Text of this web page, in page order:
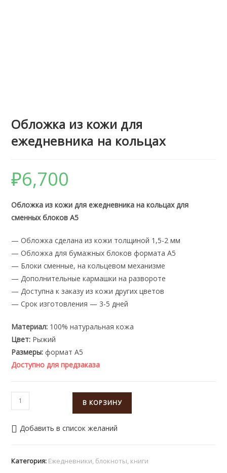
Обложка из кожи для
ежедневника на кольцах
₽6,700
Обложка из кожи для ежедневника на кольцах для
сменных блоков А5
— Обложка сделана из кожи толщиной 1,5-2 мм
— Обложка для бумажных блоков формата А5
— Блоки сменные, на кольцевом механизме
— Дополнительные кармашки на развороте
— Доступна к заказу из кожи других цветов
— Срок изготовления — 3-5 дней
Материал: 100% натуральная кожа
Цвет: Рыжий
Размеры:формат А5
Доступно для предзаказа
Количество
товара
из
для
В КОРЗИНУ
Добавить в список желаний
Категория: Ежедневники, блокноты, книги